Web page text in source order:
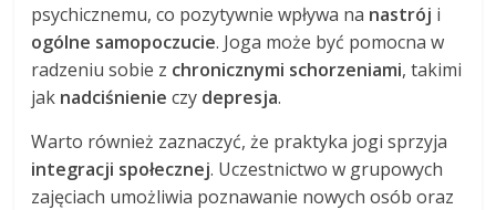
psychicznemu, co pozytywnie wpływa na nastrój i
ogólne samopoczucie. Joga może być pomocna w
radzeniu sobie z chronicznymi schorzeniami, takimi
jak nadciśnienie czy depresja.
Warto również zaznaczyć, że praktyka jogi sprzyja
integracji społecznej. Uczestnictwo w grupowych
zajęciach umożliwia poznawanie nowych osób oraz